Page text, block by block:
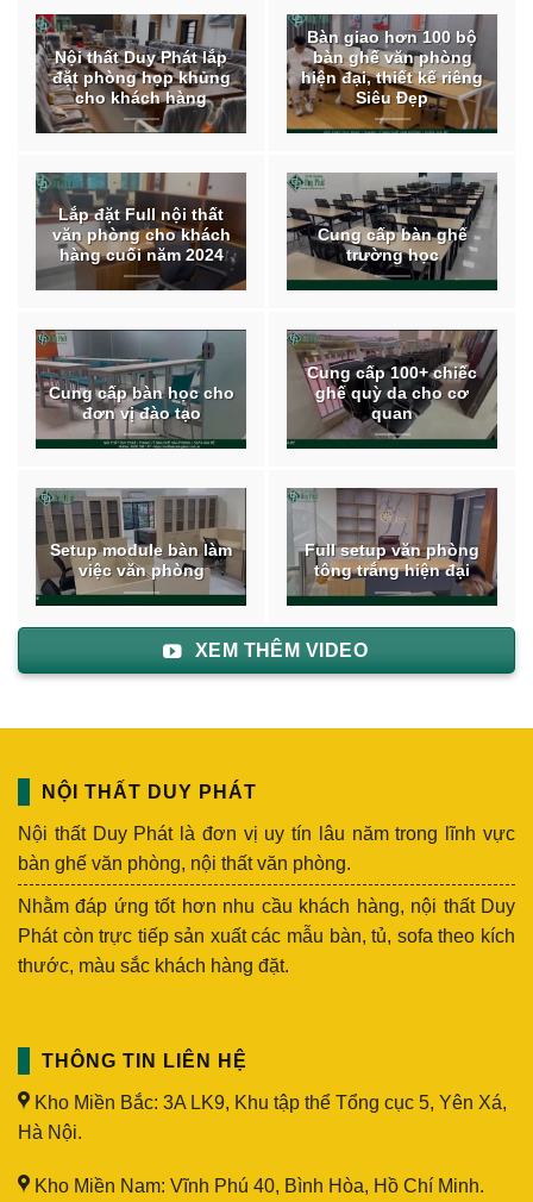
Nội thất Duy Phát lắp
đặt phòng họp khủng
cho khách hàng
Bàn giao hơn 100 bộ
bàn ghế văn phòng
hiện đại, thiết kế riêng
Siêu Đẹp
Lắp đặt Full nội thất
văn phòng cho khách
hàng cuối năm 2024
Cung cấp bàn ghế
trường học
Cung cấp bàn học cho
đơn vị đào tạo
Cung cấp 100+ chiếc
ghế quỳ da cho cơ
quan
Setup module bàn làm
việc văn phòng
Full setup văn phòng
tông trắng hiện đại
XEM THÊM VIDEO
NỘI THẤT DUY PHÁT
Nội thất Duy Phát là đơn vị uy tín lâu năm trong lĩnh vực
bàn ghế văn phòng, nội thất văn phòng.
Nhằm đáp ứng tốt hơn nhu cầu khách hàng, nội thất Duy
Phát còn trực tiếp sản xuất các mẫu bàn, tủ, sofa theo kích
thước, màu sắc khách hàng đặt.
THÔNG TIN LIÊN HỆ
Kho Miền Bắc: 3A LK9, Khu tập thể Tổng cục 5, Yên Xá,
Hà Nội.
Kho Miền Nam: Vĩnh Phú 40, Bình Hòa, Hồ Chí Minh.